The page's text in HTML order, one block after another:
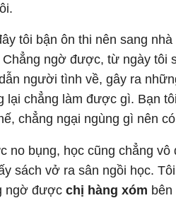
tôi bận ôn thi nên sang
Chẳng ngờ được, từ ngày tôi
người tình về, gây ra
lại chẳng làm được gì. Bạn
chẳng ngại ngùng gì nên
no bụng, học cũng chẳng
sách vở ra sân ngồi học.
ngờ được chị hàng xóm